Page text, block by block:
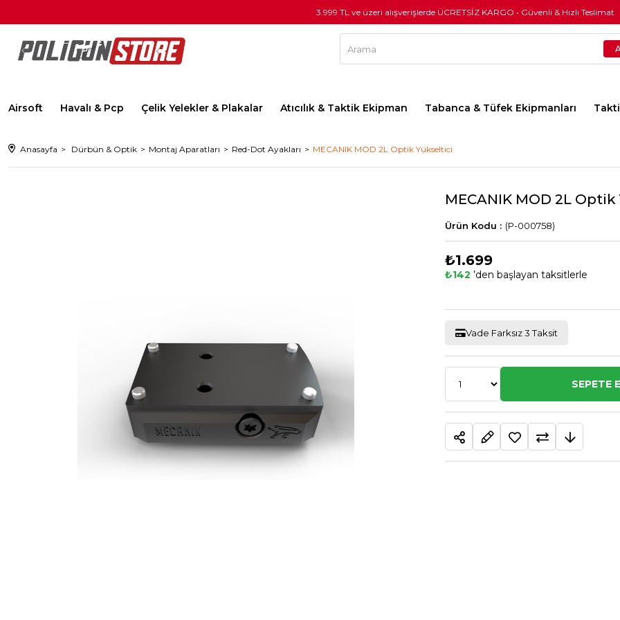
3.999 TL ve üzeri alışverişlerde ÜCRETSİZ KARGO • Güvenli & Hızlı Teslimat
Airsoft Havalı & Pcp Çelik Yelekler & Plakalar Atıcılık & Taktik Ekipman Tabanca & Tüfek Ekipmanları
Anasayfa Dürbün & Optik Montaj Aparatları Red-Dot Ayakları MECANIK MOD 2L Optik Yükseltici
MECANIK MOD 2L
(P-000758)
₺1.699
₺142 ’den başlayan taksitlerle
Vade Farksız 3 Taksit